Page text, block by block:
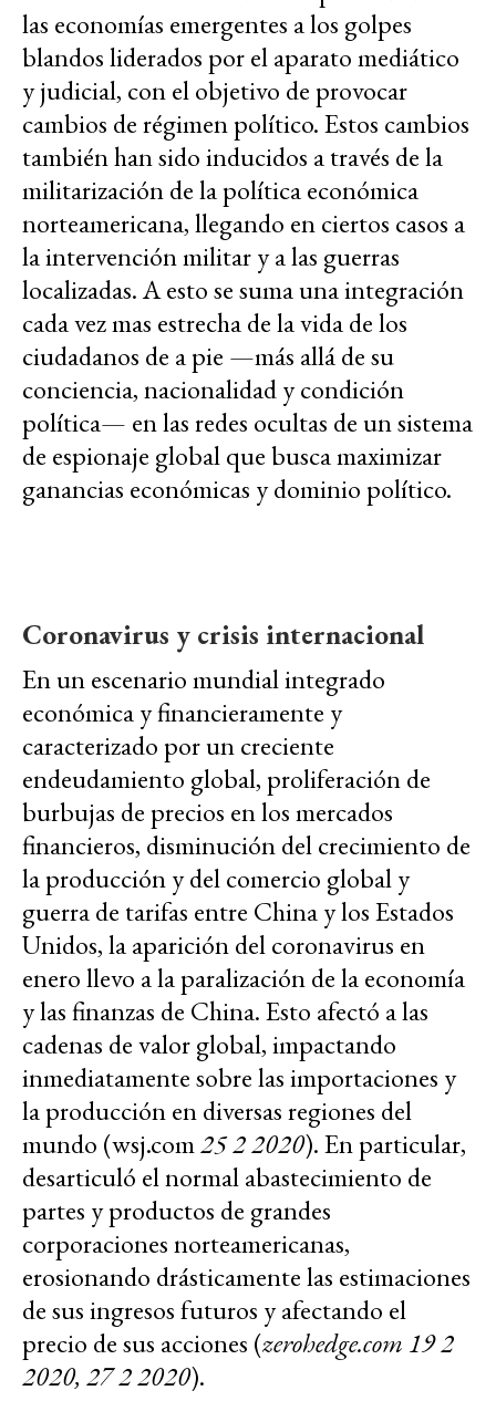
las economías emergentes a los golpes
blandos liderados por el aparato mediático
y judicial, con el objetivo de provocar
cambios de régimen político. Estos cambios
también han sido inducidos a través de la
militarización de la política económica
norteamericana, llegando en ciertos casos a
la intervención militar y a las guerras
localizadas. A esto se suma una integración
cada vez mas estrecha de la vida de los
ciudadanos de a pie —más allá de su
conciencia, nacionalidad y condición
política— en las redes ocultas de un sistema
de espionaje global que busca maximizar
ganancias económicas y dominio político.
Coronavirus y crisis internacional
En un escenario mundial integrado
económica y financieramente y
caracterizado por un creciente
endeudamiento global, proliferación de
burbujas de precios en los mercados
financieros, disminución del crecimiento de
la producción y del comercio global y
guerra de tarifas entre China y los Estados
Unidos, la aparición del coronavirus en
enero llevo a la paralización de la economía
y las finanzas de China. Esto afectó a las
cadenas de valor global, impactando
inmediatamente sobre las importaciones y
la producción en diversas regiones del
mundo (wsj.com25 2 2020). En particular,
desarticuló el normal abastecimiento de
partes y productos de grandes
corporaciones norteamericanas,
erosionando drásticamente las estimaciones
de sus ingresos futuros y afectando el
precio de sus acciones (zerohedge.com 19 2
2020, 27 2 2020).